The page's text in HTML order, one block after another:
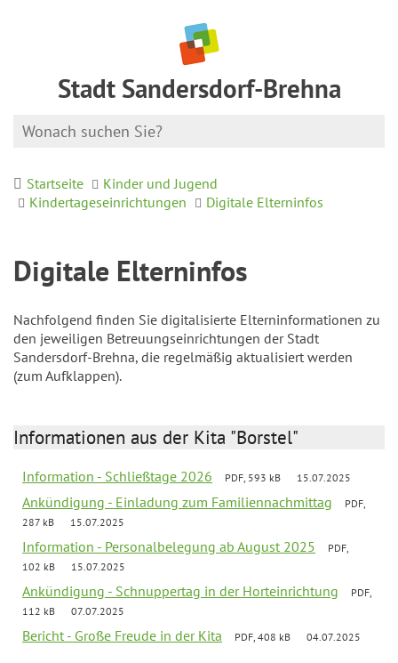
Stadt Sandersdorf-Brehna
Startseite
Kinder und Jugend
Kindertageseinrichtungen
Digitale Elterninfos
Digitale Elterninfos
Nachfolgend finden Sie digitalisierte Elterninformationen zu
den jeweiligen Betreuungseinrichtungen der Stadt
Sandersdorf-Brehna, die regelmäßig aktualisiert werden
(zum Aufklappen).
Informationen aus der Kita "Borstel"
Information - Schließtage 2026 PDF, 593 kB 15.07.2025
Ankündigung - Einladung zum Familiennachmittag
PDF,
287 kB
15.07.2025
Information - Personalbelegung ab August 2025
PDF,
102 kB
15.07.2025
Ankündigung - Schnuppertag in der Horteinrichtung
PDF,
112 kB
07.07.2025
Bericht - Große Freude in der Kita PDF, 408 kB 04.07.2025